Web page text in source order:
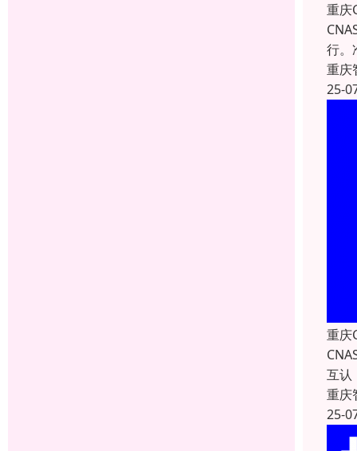
重庆
行。
重庆
25-
重庆
互认
重庆
25-